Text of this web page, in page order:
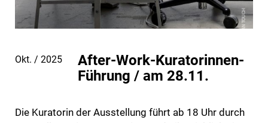
Okt. / 2025
After-Work-Kuratorinnen-
Führung / am 28.11.
Die Kuratorin der Ausstellung führt ab 18 Uhr durch